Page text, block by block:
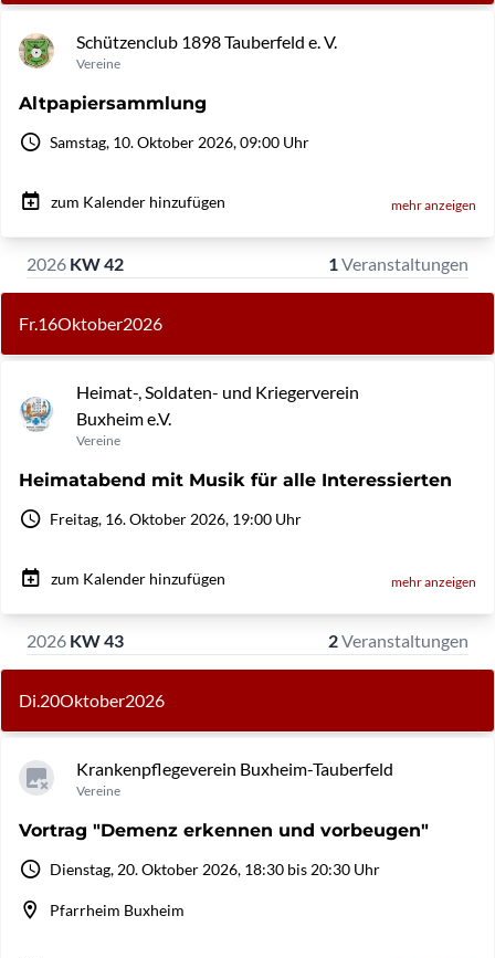
Schützenclub 1898 Tauberfeld e. V.
Vereine
Altpapiersammlung
Samstag, 10. Oktober 2026, 09:00 Uhr
zum Kalender hinzufügen mehr anzeigen
2026 KW 42 1Veranstaltungen
Fr.16Oktober2026
Heimat-, Soldaten- und Kriegerverein
Buxheim e.V.
Vereine
Heimatabend mit Musik für alle Interessierten
Freitag, 16. Oktober 2026, 19:00 Uhr
zum Kalender hinzufügen mehr anzeigen
2026 KW 43 2Veranstaltungen
Di.20Oktober2026
Krankenpflegeverein Buxheim-Tauberfeld
Vereine
Vortrag "Demenz erkennen und vorbeugen"
Dienstag, 20. Oktober 2026, 18:30 bis 20:30 Uhr
Pfarrheim Buxheim